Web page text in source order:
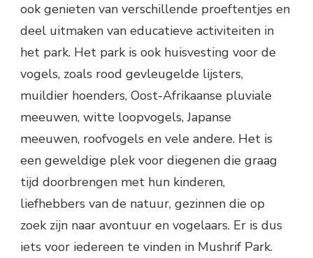
ook genieten van verschillende proeftentjes en
deel uitmaken van educatieve activiteiten in
het park. Het park is ook huisvesting voor de
vogels, zoals rood gevleugelde lijsters,
muildier hoenders, Oost-Afrikaanse pluviale
meeuwen, witte loopvogels, Japanse
meeuwen, roofvogels en vele andere. Het is
een geweldige plek voor diegenen die graag
tijd doorbrengen met hun kinderen,
liefhebbers van de natuur, gezinnen die op
zoek zijn naar avontuur en vogelaars. Er is dus
iets voor iedereen te vinden in Mushrif Park.